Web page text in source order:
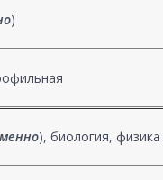
)
), биология, физика